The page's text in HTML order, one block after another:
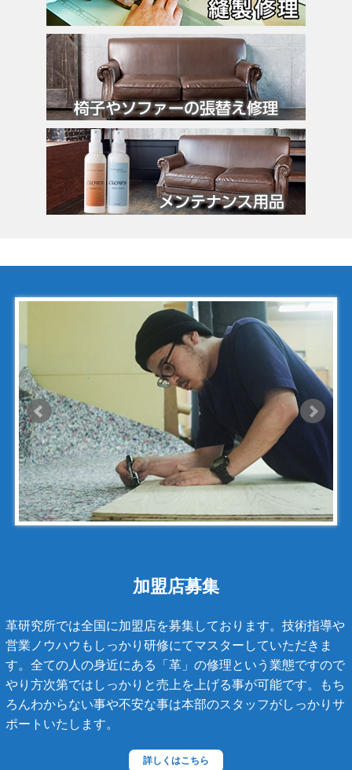
カンペール
ギ・ラロッシュ
グッチ
クロエ
クロコラックス
クロムハーツ
コーチ
コールハーン
ゴヤール
ジェニュイン・レザー
ジミーチュウ
ジャックゴム
シャネル
アンティグアライン
カンボンライン
キャビアスキン
スコッチグレイン
ステラーズ
セリーヌ
ダニエル・ボブ
加盟店募集
革研究所では全国に加盟店を募集しております。技術指導や
営業ノウハウもしっかり研修にてマスターしていただきま
す。全ての人の身近にある「革」の修理という業態ですので
やり方次第ではしっかりと売上を上げる事が可能です。もち
ろんわからない事や不安な事は本部のスタッフがしっかりサ
ポートいたします。
詳しくはこちら